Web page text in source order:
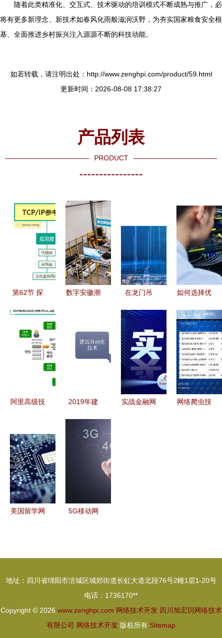
随着此类精准化、交互式、技术驱动的培训模式不断成熟与推广，必
将有更多新理念、新技术如春风化雨般滋润沃野，为夯实国家粮食安全根
基、全面推进乡村振兴注入源源不断的科技动能。
如若转载，请注明出处：http://www.zenghpi.com/product/59.html
更新时间：2026-08-08 17:38:27
产品列表
PRODUCT
----------------
第62节 探
网络编程技
术
数字安徽潮
行百业数智
在龙门吊
浪而来的智
能时代
如何选择优
术培训机
构？深度分
析五大热门
选择
阿里高级技
计在互联网
业务开发中
的实践
2019年建
业现状与竞
争格局 科
实战金融网
网络爬虫技
美国留学网
业解析
5G移动网
地址：四川省绵阳市涪城区城郊街道长虹大道北段76号2幢1层1-20号
电话：1736170**
Copyright © 2026 www.zenghpi.com 网络技术开发 四川旭宏玥网络技术
有限公司 网络技术开发 版权所有 Sitemap